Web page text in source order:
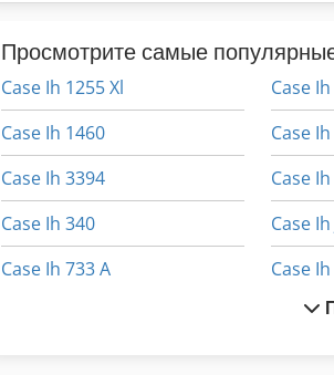
Просмотрите самые
Case Ih 1255 Xl
Case Ih 1460
Case Ih 3394
Case Ih 340
Case Ih 733 A
Case
Case
Case
Case
Case
Case